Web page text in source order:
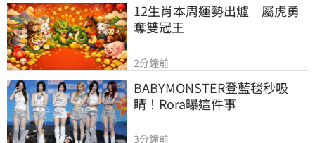
12生肖本周運勢出爐　屬虎勇
奪雙冠王
2分鐘前
BABYMONSTER登藍毯秒吸
睛！Rora曝這件事
3分鐘前